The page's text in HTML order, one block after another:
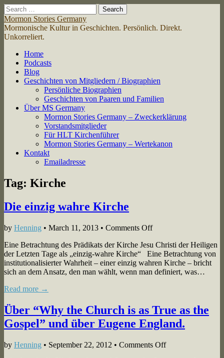
Search
for:
Mormon Stories Germany
Mormonische Kultur in Geschichten. Persönlich. Direkt.
Unkorreliert.
Main
menu
Skip
content
Home
Podcasts
Blog
Geschichten von Mitgliedern / Biographien
Persönliche Biographien
Geschichten von Paaren und Familien
Über MS Germany
Mormon Stories Germany – Zweckerklärung
Vorstandsmitglieder
Für HLT Kirchenführer
Mormon Stories Germany – Wertekanon
Kontakt
Emailadresse
Tag: Kirche
Die einzig wahre Kirche
by Henning • March 11, 2013 • Comments Offon
einzig
wahre
Kirche
Eine Betrachtung des Prädikats der Kirche Jesu Christi der Heiligen
der Letzten Tage als „einzig-wahre Kirche“ Eine Betrachtung von
institutionalisierter Wahrheit – einer einzig wahren Kirche – bricht
sich an dem Ansatz, den man wählt, wenn man definiert, was…
Read more →
Über “Why the Church is as True as the
Gospel” und über Eugene England.
by Henning • September 22, 2012 • Comments Offon